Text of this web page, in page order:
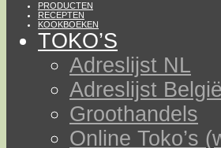
PRODUCTEN
RECEPTEN
KOOKBOEKEN
TOKO’S
Adreslijst NL
Adreslijst België
Groothandels
Online Toko’s